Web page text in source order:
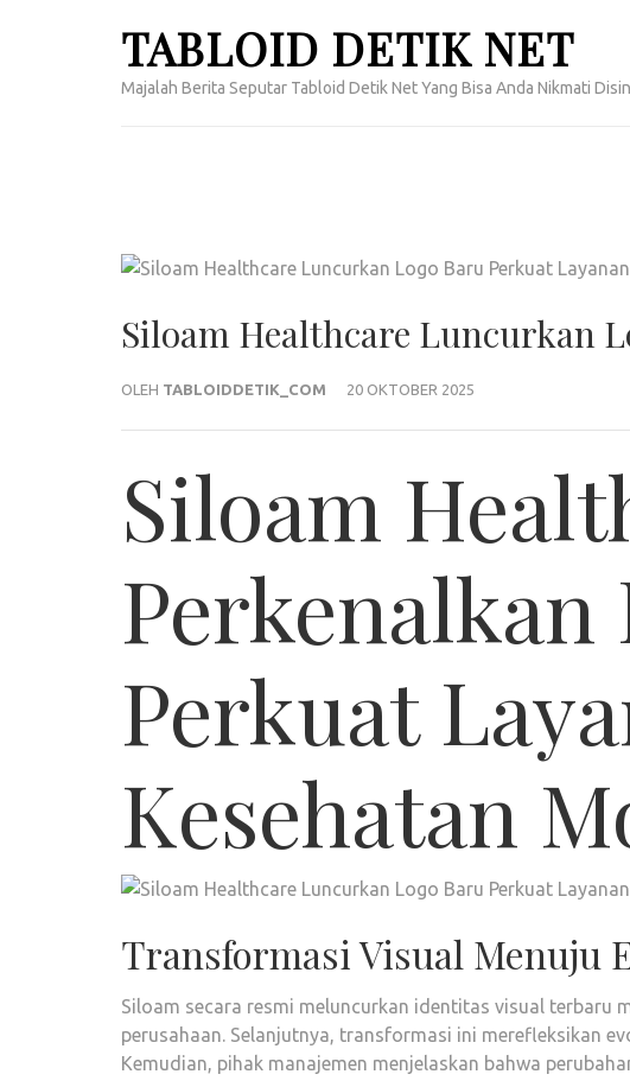
TABLOID DETIK NET
Majalah Berita Seputar Tabloid Detik Net Yang Bisa Anda Nikmati
Siloam Healthcare Luncurkan
OLEH TABLOIDDETIK_COM 20 OKTOBER 2025
Siloam
Perkenalkan
Perkuat
Kesehatan
Transformasi Visual Menuju
Siloam secara resmi meluncurkan identitas visual terbaru
perusahaan. Selanjutnya, transformasi ini merefleksikan
Kemudian, pihak manajemen menjelaskan bahwa